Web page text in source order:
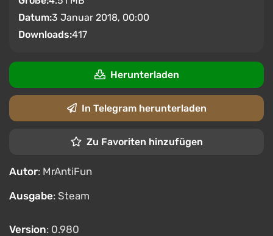
Datum:3 Januar 2018, 00:00
Downloads:417
Herunterladen
In Telegram herunterladen
Zu Favoriten hinzufügen
Autor: MrAntiFun
Ausgabe: Steam
Version: 0.980